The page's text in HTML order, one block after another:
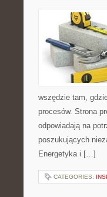
wszędzie tam,
procesów. Strona
odpowiadają na
poszukujących
Energetyka i […]
CATEGORIES: